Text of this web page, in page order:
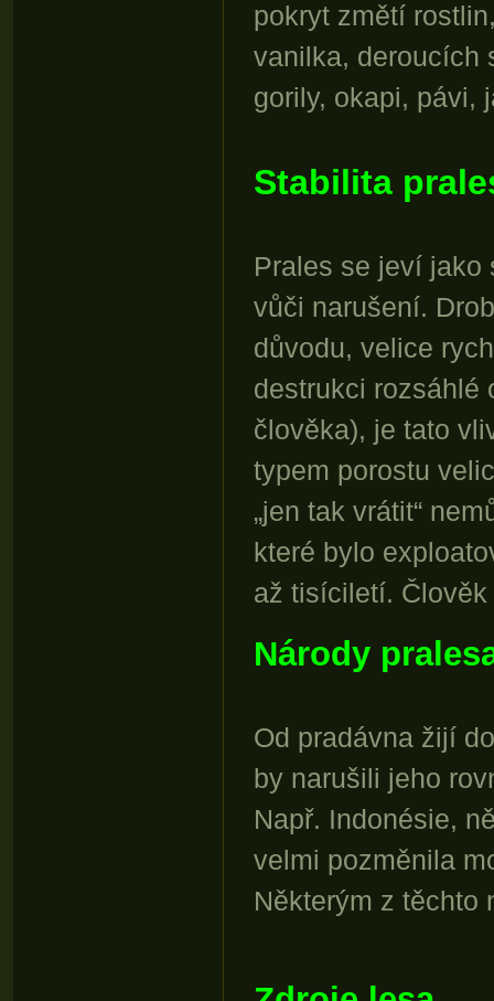
pokryt změtí
vanilka, deroucích
gorily, okapi, pávi,
Stabilita
Prales se jeví jako
vůči narušení.
důvodu, velice
destrukci rozsáhlé
člověka), je tato
typem porostu
„jen tak vrátit“
které bylo
až tisíciletí.
Národy
Od pradávna žijí
by narušili jeho
Např. Indonésie,
velmi pozměnila
Některým z těchto